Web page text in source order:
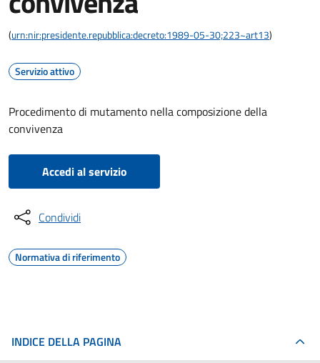
(urn:nir:presidente.repubblica:decreto:1989-05-30;223~art13)
Servizio attivo
Procedimento di mutamento nella composizione della
convivenza
Accedi al servizio
Condividi
Normativa di riferimento
INDICE DELLA PAGINA